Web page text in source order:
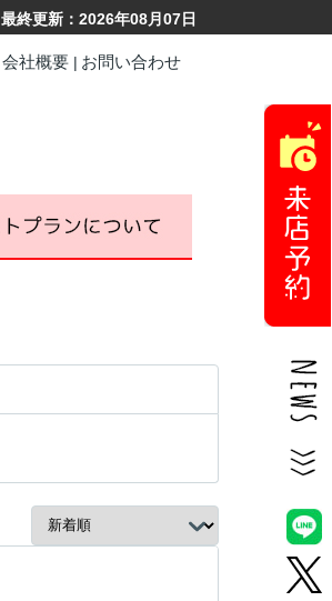
最終更新：2026年08月07日
会社概要 お問い合わせ